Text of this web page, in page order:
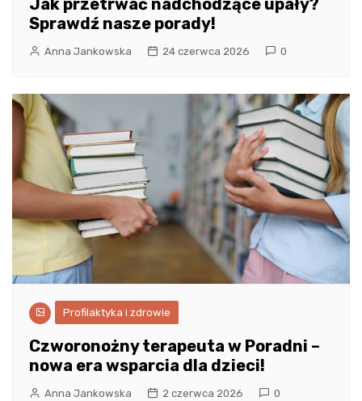
Jak przetrwać nadchodzące upały?
Sprawdź nasze porady!
Anna Jankowska 24 czerwca 2026 0
Profilaktyka i zdrowie
Czworonożny terapeuta w Poradni –
nowa era wsparcia dla dzieci!
Anna Jankowska 2 czerwca 2026 0